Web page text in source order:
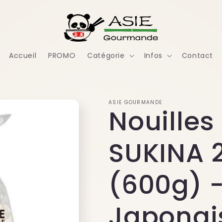
Accueil PROMO Catégorie Infos Contact
ASIE GOURMANDE
Nouilles
SUKINA
(600g)